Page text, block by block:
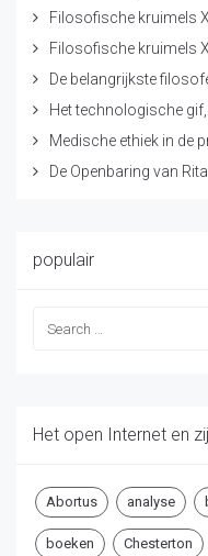
Filosofische kruimels
Filosofische kruimels
De belangrijkste
Het technologische gif,
Medische ethiek in de
De Openbaring van
populair
Het open Internet en
Abortus analyse
boeken Chesterton